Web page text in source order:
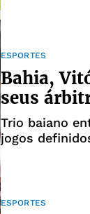
ESPORTES
Bahia,
seus
Trio baiano
jogos
ESPORTES